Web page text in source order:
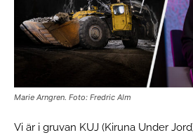
Marie Arngren. Foto: Fredric Alm
Vi är i gruvan KUJ (Kiruna Under